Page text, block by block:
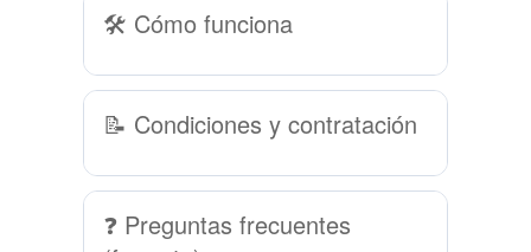
🛠 Cómo funciona
📝 Condiciones y contratación
❓ Preguntas frecuentes